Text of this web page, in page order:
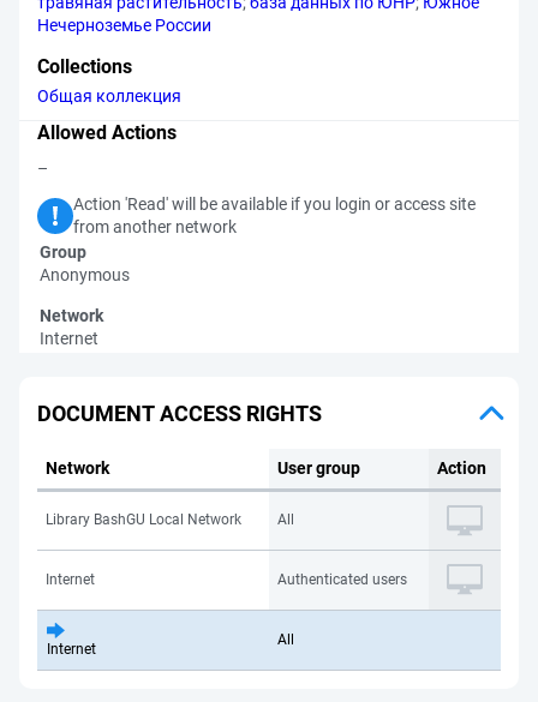
Нечерноземье России
Collections
Общая коллекция
Allowed Actions
–
Action 'Read' will be available if you login or access site
from another network
Group
Anonymous
Network
Internet
DOCUMENT ACCESS RIGHTS
Network User group Action
Library BashGU Local Network All
Internet Authenticated users
Internet
All